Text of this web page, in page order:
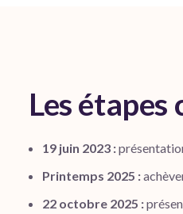
Les
19 juin 2023 :
Printemps 2025 :
22 octobre 2025 :